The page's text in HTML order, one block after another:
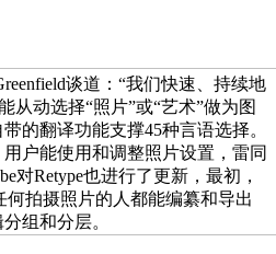
谈道：“我们快速、持续地
从动选择“照片”或“艺术”做为图
的翻译功能支撑45种言语选择。
户能使用和调整照片设置，雷同
对Retype也进行了更新，最初，
拍摄照片的人都能编纂和导出
组和分层。